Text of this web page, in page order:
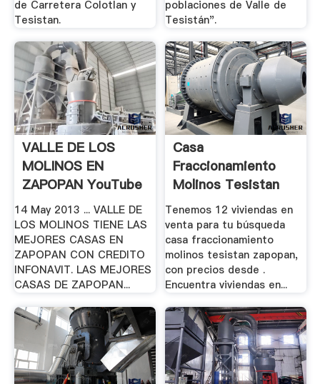
de Carretera Colotlan y
Tesistan.
poblaciones de Valle de
Tesistán".
VALLE DE LOS
MOLINOS EN
ZAPOPAN YouTube
14 May 2013 ... VALLE DE
LOS MOLINOS TIENE LAS
MEJORES CASAS EN
ZAPOPAN CON CREDITO
INFONAVIT. LAS MEJORES
CASAS DE ZAPOPAN...
Casa
Fraccionamiento
Molinos Tesistan
Zapopan .
Tenemos 12 viviendas en
venta para tu búsqueda
casa fraccionamiento
molinos tesistan zapopan,
con precios desde .
Encuentra viviendas en...